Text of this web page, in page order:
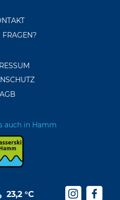
23,2 °C
FRAGEN?
AGB
auch in Hamm